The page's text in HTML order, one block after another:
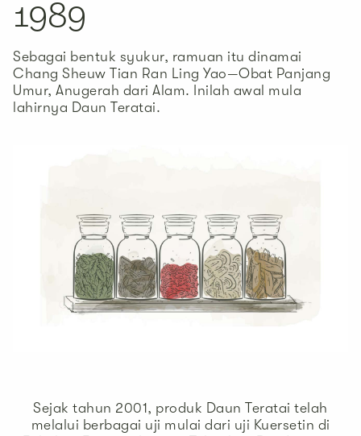
1989
Sebagai bentuk syukur, ramuan itu dinamai
Chang Sheuw Tian Ran Ling Yao—Obat Panjang
Umur, Anugerah dari Alam. Inilah awal mula
lahirnya Daun Teratai.
Sejak tahun 2001, produk Daun Teratai telah
melalui berbagai uji mulai dari uji Kuersetin di